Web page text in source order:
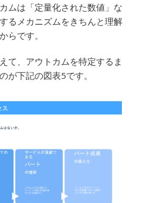
ムは「定量化された数値」な
るメカニズムをきちんと理解
らです。
て、アウトカムを特定するま
が下記の図表5です。